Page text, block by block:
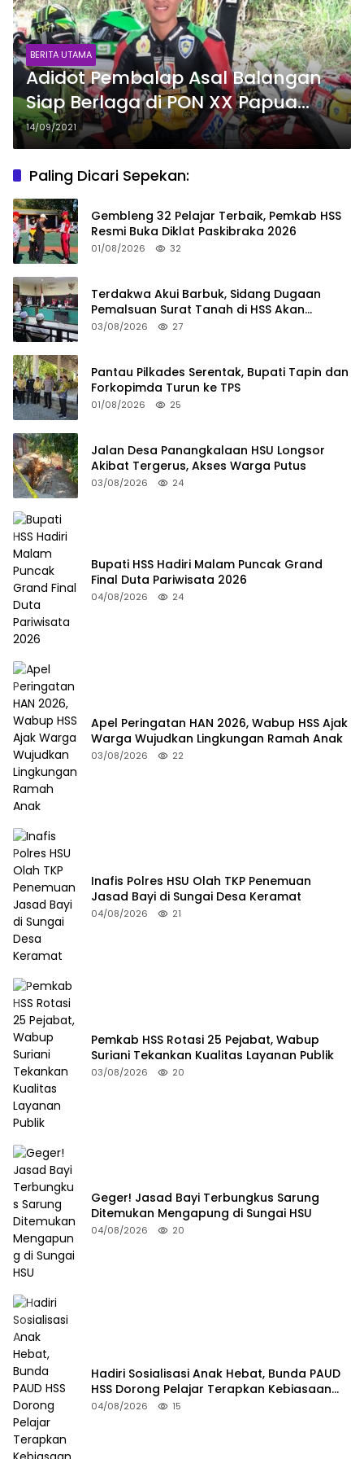
BERITA UTAMA
Adidot Pembalap Asal Balangan
Siap Berlaga di PON XX Papua
2021
14/09/2021
Paling Dicari Sepekan:
Gembleng 32 Pelajar Terbaik, Pemkab HSS
Resmi Buka Diklat Paskibraka 2026
01/08/2026 32
Terdakwa Akui Barbuk, Sidang Dugaan
Pemalsuan Surat Tanah di HSS Akan
Berlanjut Tuntutan JPU
03/08/2026 27
Pantau Pilkades Serentak, Bupati Tapin dan
Forkopimda Turun ke TPS
01/08/2026 25
Jalan Desa Panangkalaan HSU Longsor
Akibat Tergerus, Akses Warga Putus
03/08/2026 24
Bupati HSS Hadiri Malam Puncak Grand
Final Duta Pariwisata 2026
04/08/2026 24
Apel Peringatan HAN 2026, Wabup HSS Ajak
Warga Wujudkan Lingkungan Ramah Anak
03/08/2026 22
Inafis Polres HSU Olah TKP Penemuan
Jasad Bayi di Sungai Desa Keramat
04/08/2026 21
Pemkab HSS Rotasi 25 Pejabat, Wabup
Suriani Tekankan Kualitas Layanan Publik
03/08/2026 20
Geger! Jasad Bayi Terbungkus Sarung
Ditemukan Mengapung di Sungai HSU
04/08/2026 20
Hadiri Sosialisasi Anak Hebat, Bunda PAUD
HSS Dorong Pelajar Terapkan Kebiasaan
Baik
04/08/2026 15